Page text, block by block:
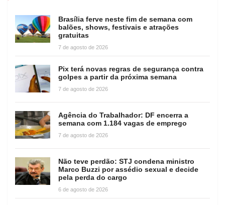
Brasília ferve neste fim de semana com
balões, shows, festivais e atrações
gratuitas
7 de agosto de 2026
Pix terá novas regras de segurança contra
golpes a partir da próxima semana
7 de agosto de 2026
Agência do Trabalhador: DF encerra a
semana com 1.184 vagas de emprego
7 de agosto de 2026
Não teve perdão: STJ condena ministro
Marco Buzzi por assédio sexual e decide
pela perda do cargo
6 de agosto de 2026